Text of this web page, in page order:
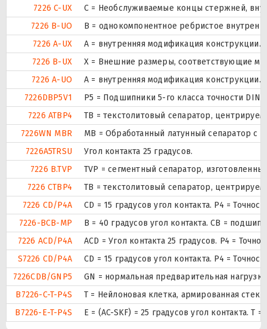
7226 C-UX
С = Необслуживаемые концы стержней,
7226 B-UO
B = однокомпонентное ребристое
7226 A-UX
A = внутренняя модификация конструкции.
7226 B-UX
X = Внешние размеры, соответствующие
7226 A-UO
A = внутренняя модификация конструкции.
7226DBP5V1
P5 = Подшипники 5-го класса точности DIN
7226 ATBP4
ТВ = текстолитовый сепаратор,
7226WN MBR
MB = Обработанный латунный сепаратор с
7226A5TRSU
Угол контакта 25 градусов.
7226 B.TVP
TVP = сегментный сепаратор,
7226 CTBP4
ТВ = текстолитовый сепаратор,
7226 CD/P4A
CD = 15 градусов угол контакта. P4 =
7226-BCB-MP
B = 40 градусов угол контакта. CB =
7226 ACD/P4A
ACD = Угол контакта 25 градусов. P4 =
S7226 CD/P4A
CD = 15 градусов угол контакта. P4 =
7226CDB/GNP5
GN = нормальная предварительная
B7226-C-T-P4S
T = Нейлоновая клетка, армированная
B7226-E-T-P4S
E = (AC-SKF) = 25 градусов угол контакта.